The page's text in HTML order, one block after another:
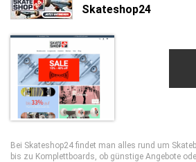
Skateshop24
Bei Skateshop24 findet man alles rund um
bis zu Komplettboards, ob günstige Angebote